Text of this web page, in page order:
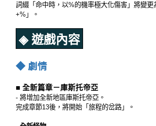
詞綴「命中時，以%的機率極大化傷害」將變更
+%」。
◈ 遊戲內容
◆ 劇情
■ 全新篇章－庫斯托帝亞
- 將增加全新地區庫斯托帝亞。
完成章節13後，將開始「旅程的岔路」。